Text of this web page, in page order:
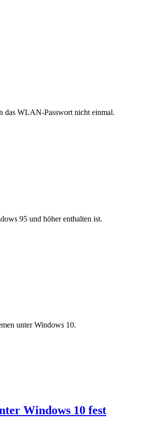
das WLAN-Passwort nicht einmal.
95 und höher enthalten ist.
unter Windows 10.
Windows 10 fest